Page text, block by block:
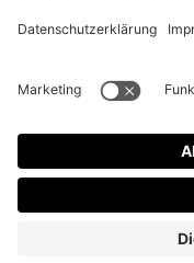
Versanddienstleister
Zahlungsanbieter
* Alle Preise inkl. gesetzl.